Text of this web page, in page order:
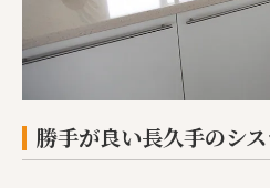
勝手が良い長久手のシ